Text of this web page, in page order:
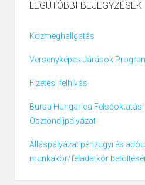
LEGUTÓBBI BEJEGYZÉSEK
Közmeghallgatás
Versenyképes Járások
Fizetési felhívás
Bursa Hungarica
Ösztöndíjpályázat
Álláspályázat pénzügyi és
munkakör/feladatkör